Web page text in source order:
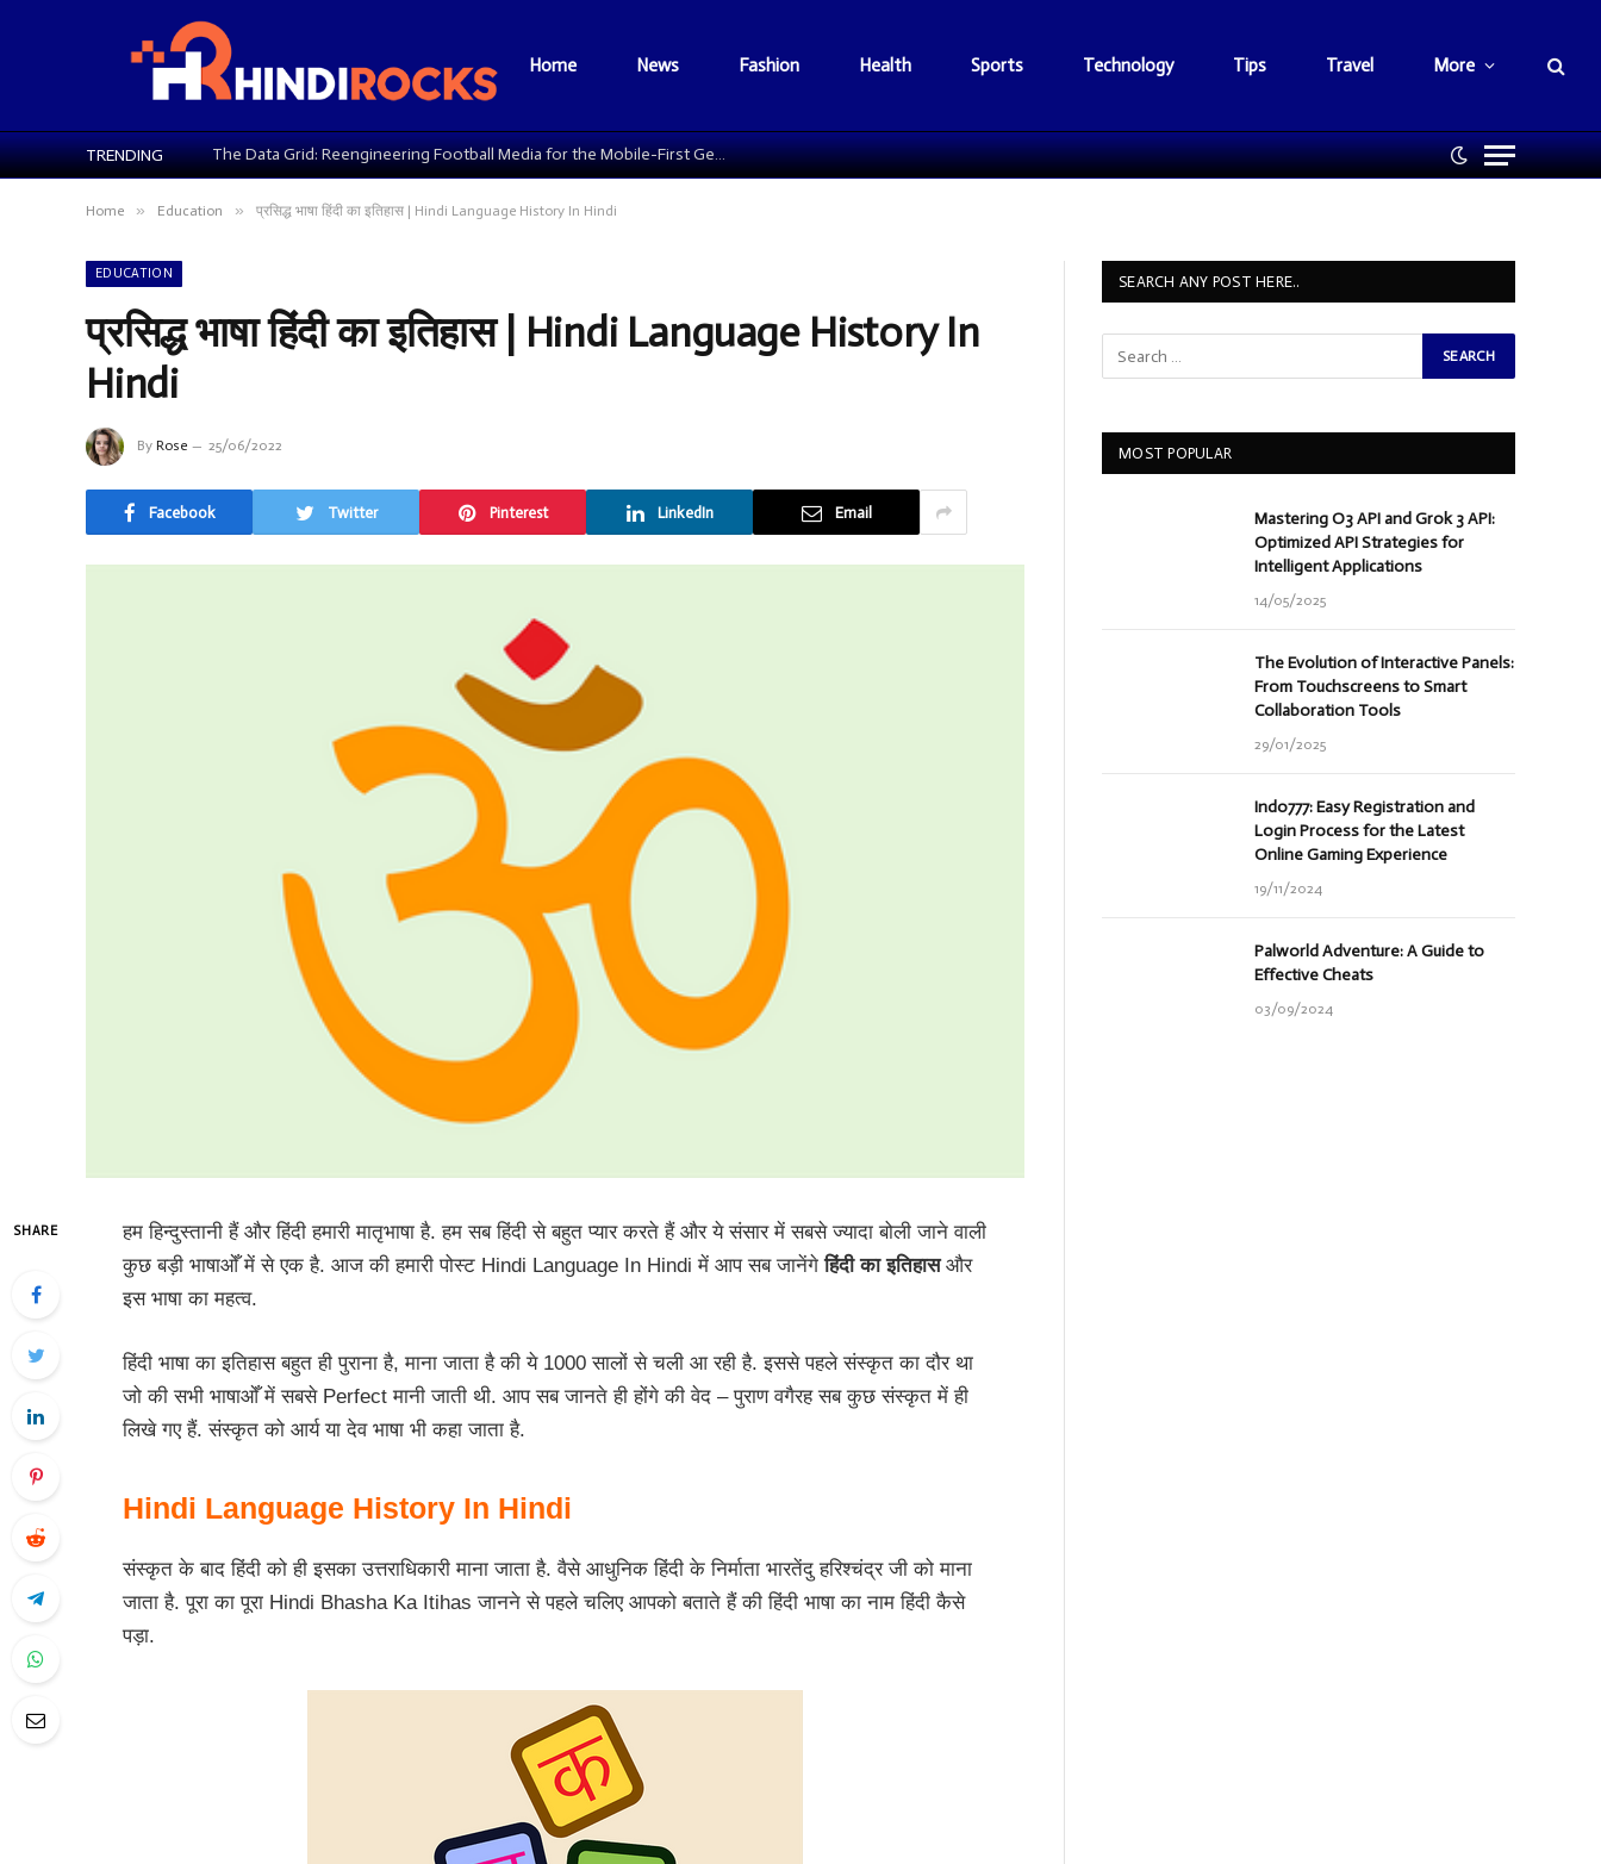
Home News Fashion Health Sports Technology Tips Travel More
TRENDING The Data Grid: Reengineering Football Media for the Mobile-First Generation
Home » Education » प्रसिद्ध भाषा हिंदी का इतिहास | Hindi Language History In Hindi
EDUCATION
प्रसिद्ध भाषा हिंदी का इतिहास | Hindi Language History In
Hindi
By Rose 25/06/2022
Facebook Twitter Pinterest LinkedIn Email
SHARE
हम हिन्दुस्तानी हैं और हिंदी हमारी मातृभाषा है. हम सब हिंदी से बहुत प्यार करते हैं और ये संसार में सबसे ज्यादा बोली जाने वाली
कुछ बड़ी भाषाओँ में से एक है. आज की हमारी पोस्ट Hindi Language In Hindi में आप सब जानेंगेहिंदी का इतिहासऔर
इस भाषा का महत्व.
हिंदी भाषा का इतिहास बहुत ही पुराना है, माना जाता है की ये 1000 सालों से चली आ रही है. इससे पहले संस्कृत का दौर था
जो की सभी भाषाओँ में सबसे Perfect मानी जाती थी. आप सब जानते ही होंगे की वेद – पुराण वगैरह सब कुछ संस्कृत में ही
लिखे गए हैं. संस्कृत को आर्य या देव भाषा भी कहा जाता है.
Hindi Language History In Hindi
संस्कृत के बाद हिंदी को ही इसका उत्तराधिकारी माना जाता है. वैसे आधुनिक हिंदी के निर्माता भारतेंदु हरिश्चंद्र जी को माना
जाता है. पूरा का पूरा Hindi Bhasha Ka Itihas जानने से पहले चलिए आपको बताते हैं की हिंदी भाषा का नाम हिंदी कैसे
पड़ा.
SEARCH ANY POST HERE..
MOST POPULAR
Mastering O3 API and Grok 3 API:
Optimized API Strategies for
Intelligent Applications
14/05/2025
The Evolution of Interactive Panels:
From Touchscreens to Smart
Collaboration Tools
29/01/2025
Indo777: Easy Registration and
Login Process for the Latest
Online Gaming Experience
19/11/2024
Palworld Adventure: A Guide to
Effective Cheats
03/09/2024